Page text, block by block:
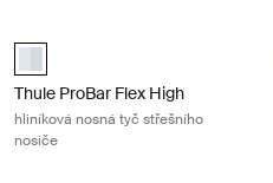
aluminium (selected)
Thule ProBar Flex High
hliníková nosná tyč střešního
nosiče